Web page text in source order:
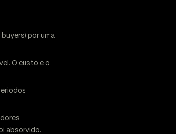
por uma
O custo e o
absorvido.